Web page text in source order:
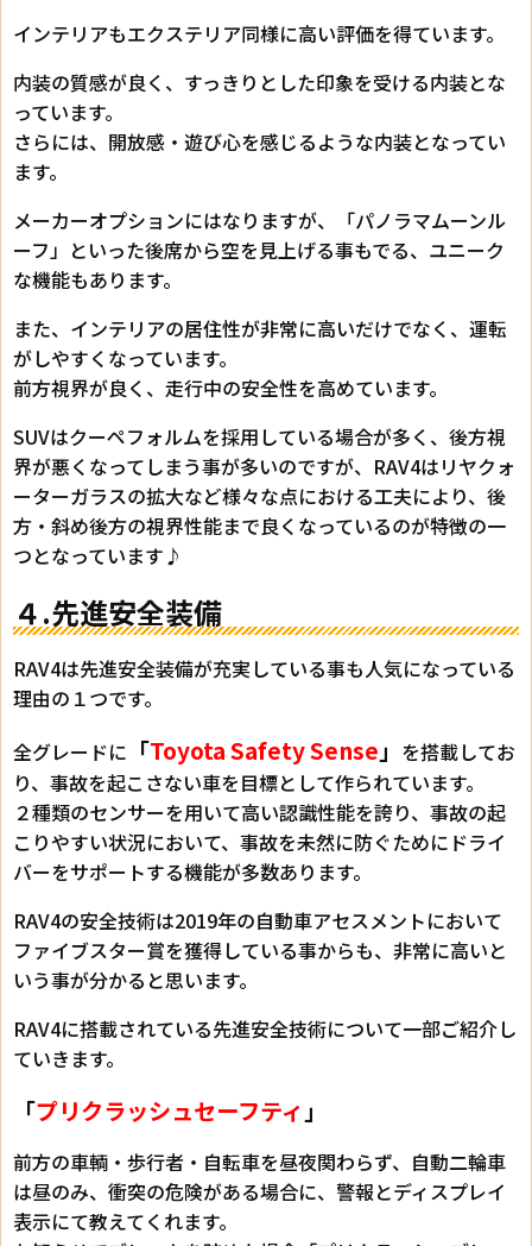
インテリアもエクステリア同様に高い評価を得ています。
内装の質感が良く、すっきりとした印象を受ける内装とな
っています。
さらには、開放感・遊び心を感じるような内装となってい
ます。
メーカーオプションにはなりますが、「パノラマムーンル
ーフ」といった後席から空を見上げる事もでる、ユニーク
な機能もあります。
また、インテリアの居住性が非常に高いだけでなく、運転
がしやすくなっています。
前方視界が良く、走行中の安全性を高めています。
SUVはクーペフォルムを採用している場合が多く、後方視
界が悪くなってしまう事が多いのですが、RAV4はリヤクォ
ーターガラスの拡大など様々な点における工夫により、後
方・斜め後方の視界性能まで良くなっているのが特徴の一
つとなっています♪
４.先進安全装備
RAV4は先進安全装備が充実している事も人気になっている
理由の１つです。
全グレードに 「Toyota Safety Sense」 を搭載してお
り、事故を起こさない車を目標として作られています。
２種類のセンサーを用いて高い認識性能を誇り、事故の起
こりやすい状況において、事故を未然に防ぐためにドライ
バーをサポートする機能が多数あります。
RAV4の安全技術は2019年の自動車アセスメントにおいて
ファイブスター賞を獲得している事からも、非常に高いと
いう事が分かると思います。
RAV4に搭載されている先進安全技術について一部ご紹介し
ていきます。
「プリクラッシュセーフティ 」
前方の車輌・歩行者・自転車を昼夜関わらず、自動二輪車
は昼のみ、衝突の危険がある場合に、警報とディスプレイ
表示にて教えてくれます。